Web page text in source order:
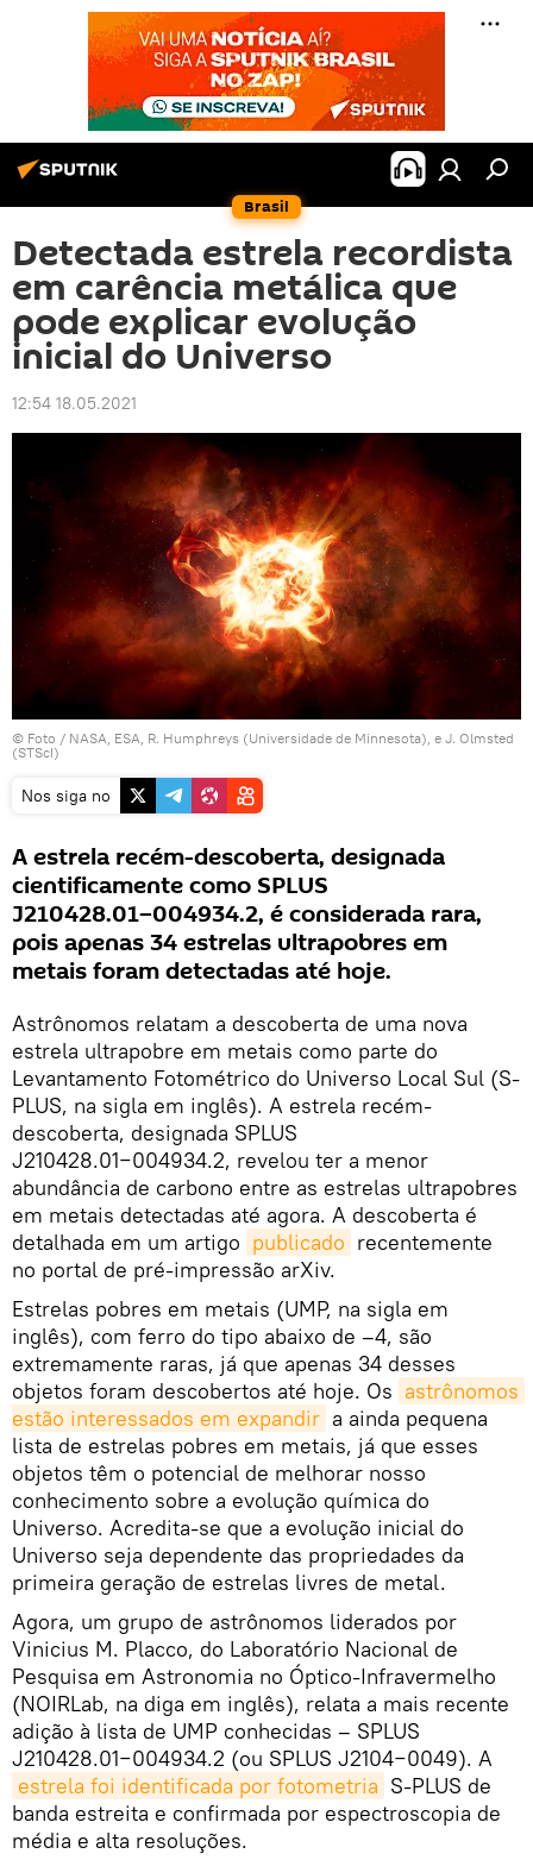
Brasil
Detectada estrela recordista
em carência metálica que
pode explicar evolução
inicial do Universo
12:54 18.05.2021
© Foto / NASA, ESA, R. Humphreys (Universidade de Minnesota), e J. Olmsted
(STScI)
Nos siga no
A estrela recém-descoberta, designada
cientificamente como SPLUS
J210428.01−004934.2, é considerada rara,
pois apenas 34 estrelas ultrapobres em
metais foram detectadas até hoje.
Astrônomos relatam a descoberta de uma nova
estrela ultrapobre em metais como parte do
Levantamento Fotométrico do Universo Local Sul (S-
PLUS, na sigla em inglês). A estrela recém-
descoberta, designada SPLUS
J210428.01−004934.2, revelou ter a menor
abundância de carbono entre as estrelas ultrapobres
em metais detectadas até agora. A descoberta é
detalhada em um artigo publicado recentemente
no portal de pré-impressão arXiv.
Estrelas pobres em metais (UMP, na sigla em
inglês), com ferro do tipo abaixo de –4, são
extremamente raras, já que apenas 34 desses
objetos foram descobertos até hoje. Os astrônomos
estão interessados em expandir a ainda pequena
lista de estrelas pobres em metais, já que esses
objetos têm o potencial de melhorar nosso
conhecimento sobre a evolução química do
Universo. Acredita-se que a evolução inicial do
Universo seja dependente das propriedades da
primeira geração de estrelas livres de metal.
Agora, um grupo de astrônomos liderados por
Vinicius M. Placco, do Laboratório Nacional de
Pesquisa em Astronomia no Óptico-Infravermelho
(NOIRLab, na diga em inglês), relata a mais recente
adição à lista de UMP conhecidas – SPLUS
J210428.01−004934.2 (ou SPLUS J2104−0049). A
estrela foi identificada por fotometria S-PLUS de
banda estreita e confirmada por espectroscopia de
média e alta resoluções.